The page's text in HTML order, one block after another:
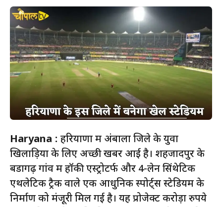
Haryana : हरियाणा में अंबाला जिले के युवा
खिलाड़ियों के लिए अच्छी खबर आई है। शहजादपुर के
बडागढ़ गांव में हॉकी एस्ट्रोटर्फ और 4-लेन सिंथेटिक
एथलेटिक ट्रैक वाले एक आधुनिक स्पोर्ट्स स्टेडियम के
निर्माण को मंजूरी मिल गई है। यह प्रोजेक्ट करोड़ों रुपये